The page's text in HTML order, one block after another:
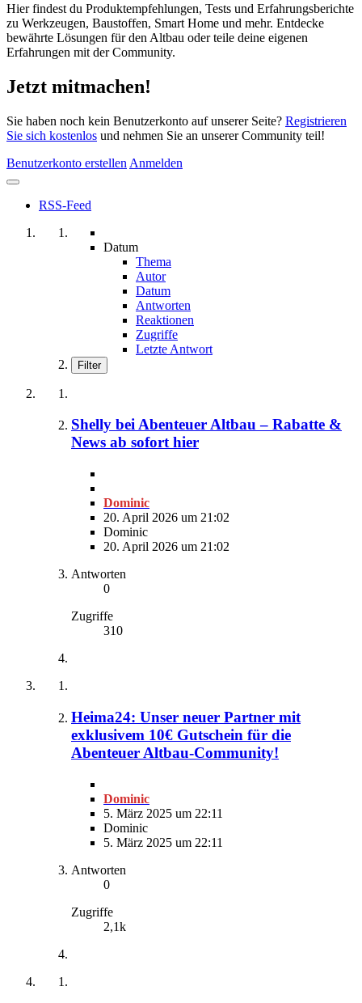
Hier findest du Produktempfehlungen, Tests und Erfahrungsberichte
zu Werkzeugen, Baustoffen, Smart Home und mehr. Entdecke
bewährte Lösungen für den Altbau oder teile deine eigenen
Erfahrungen mit der Community.
Jetzt mitmachen!
Sie haben noch kein Benutzerkonto auf unserer Seite? Registrieren
Sie sich kostenlos und nehmen Sie an unserer Community teil!
Benutzerkonto erstellen Anmelden
RSS-Feed
Datum
Thema
Autor
Datum
Antworten
Reaktionen
Zugriffe
Letzte Antwort
Filter
Shelly bei Abenteuer Altbau – Rabatte &
News ab sofort hier
Dominic
20. April 2026 um 21:02
Dominic
20. April 2026 um 21:02
Antworten
0
Zugriffe
310
Heima24: Unser neuer Partner mit
exklusivem 10€ Gutschein für die
Abenteuer Altbau-Community!
Dominic
5. März 2025 um 22:11
Dominic
5. März 2025 um 22:11
Antworten
0
Zugriffe
2,1k